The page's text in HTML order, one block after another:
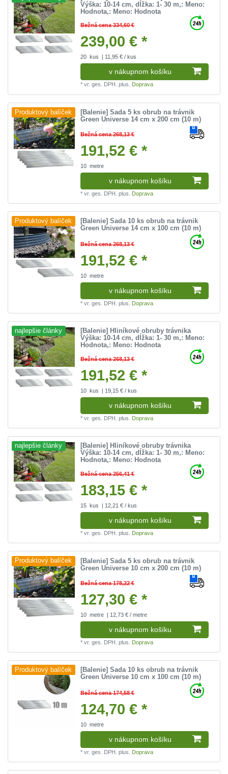
Výška: 10-14 cm, dĺžka: 1- 30 m,: Meno:
Hodnota,: Meno: Hodnota
Bežná cena 334,60 €
239,00 € *
20 kus | 11,95 € / kus
v nákupnom košíku
*vr. ges. DPH. plus. Doprava
Produktový balíček
[Balenie] Sada 5 ks obrub na trávnik
Green Universe 14 cm x 200 cm (10 m)
Bežná cena 268,13 €
191,52 € *
10 metre
v nákupnom košíku
*vr. ges. DPH. plus. Doprava
Produktový balíček
[Balenie] Sada 10 ks obrub na trávnik
Green Universe 14 cm x 100 cm (10 m)
Bežná cena 268,13 €
191,52 € *
10 metre
v nákupnom košíku
*vr. ges. DPH. plus. Doprava
najlepšie články
[Balenie] Hliníkové obruby trávnika
Výška: 10-14 cm, dĺžka: 1- 30 m,: Meno:
Hodnota,: Meno: Hodnota
Bežná cena 268,13 €
191,52 € *
10 kus | 19,15 € / kus
v nákupnom košíku
*vr. ges. DPH. plus. Doprava
najlepšie články
[Balenie] Hliníkové obruby trávnika
Výška: 10-14 cm, dĺžka: 1- 30 m,: Meno:
Hodnota,: Meno: Hodnota
Bežná cena 256,41 €
183,15 € *
15 kus | 12,21 € / kus
v nákupnom košíku
*vr. ges. DPH. plus. Doprava
Produktový balíček
[Balenie] Sada 5 ks obrub na trávnik
Green Universe 10 cm x 200 cm (10 m)
Bežná cena 178,22 €
127,30 € *
10 metre | 12,73 € / metre
v nákupnom košíku
*vr. ges. DPH. plus. Doprava
Produktový balíček
[Balenie] Sada 10 ks obrub na trávnik
Green Universe 10 cm x 100 cm (10 m)
Bežná cena 174,58 €
124,70 € *
10 metre
v nákupnom košíku
*vr. ges. DPH. plus. Doprava